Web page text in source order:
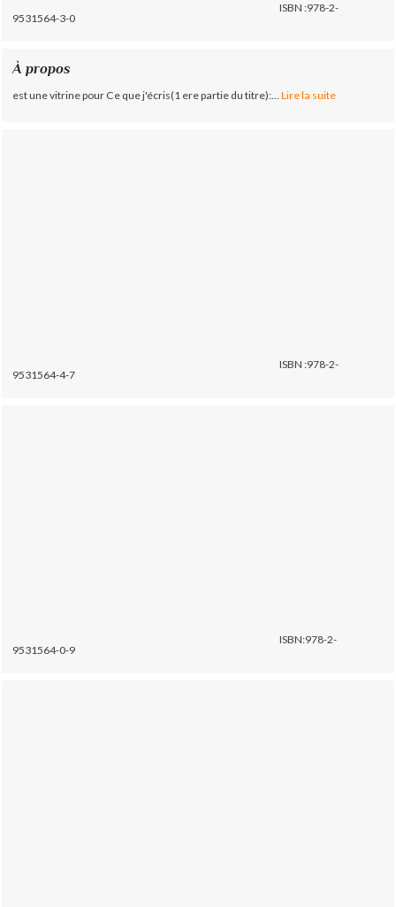
ISBN :978-2-
9531564-3-0
À propos
est une vitrine pour Ce que j'écris(1 ere partie du titre):... Lire la suite
ISBN :978-2-
9531564-4-7
ISBN:978-2-
9531564-0-9